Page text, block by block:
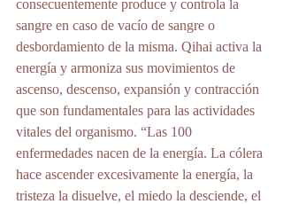
consecuentemente produce y controla la
sangre en caso de vacío de sangre o
desbordamiento de la misma. Qihai activa la
energía y armoniza sus movimientos de
ascenso, descenso, expansión y contracción
que son fundamentales para las actividades
vitales del organismo. “Las 100
enfermedades nacen de la energía. La cólera
hace ascender excesivamente la energía, la
tristeza la disuelve, el miedo la desciende, el